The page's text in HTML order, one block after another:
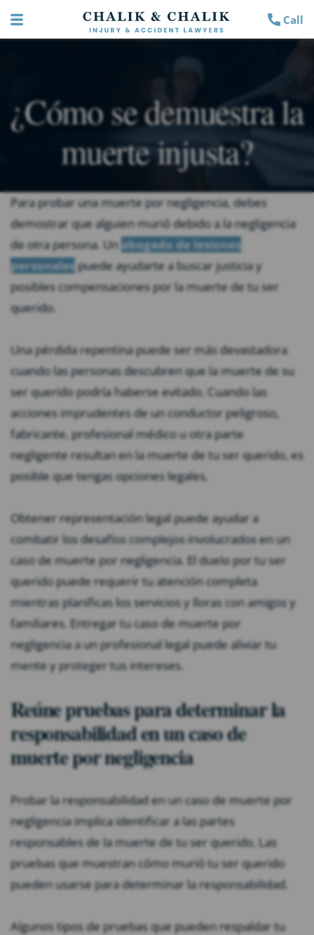
Call
¿Cómo se demuestra la
muerte injusta?
Para probar una muerte por negligencia, debes
demostrar que alguien murió debido a la negligencia
de otra persona. Unabogado de lesiones
personalespuede ayudarte a buscar justicia y
posibles compensaciones por la muerte de tu ser
querido.
Una pérdida repentina puede ser más devastadora
cuando las personas descubren que la muerte de su
ser querido podría haberse evitado. Cuando las
acciones imprudentes de un conductor peligroso,
fabricante, profesional médico u otra parte
negligente resultan en la muerte de tu ser querido, es
posible que tengas opciones legales.
Obtener representación legal puede ayudar a
combatir los desafíos complejos involucrados en un
caso de muerte por negligencia. El duelo por tu ser
querido puede requerir tu atención completa
mientras planificas los servicios y lloras con amigos y
familiares. Entregar tu caso de muerte por
negligencia a un profesional legal puede aliviar tu
mente y proteger tus intereses.
Reúne pruebas para determinar la
responsabilidad en un caso de
muerte por negligencia
Probar la responsabilidad en un caso de muerte por
negligencia implica identificar a las partes
responsables de la muerte de tu ser querido. Las
pruebas que muestran cómo murió tu ser querido
pueden usarse para determinar la responsabilidad.
Algunos tipos de pruebas que pueden respaldar tu